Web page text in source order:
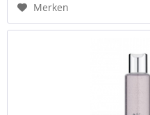
Merken